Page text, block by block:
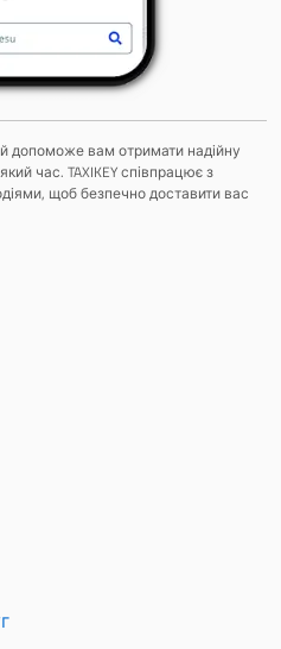
допоможе вам отримати надійну
час. TAXIKEY співпрацює з
щоб безпечно доставити вас